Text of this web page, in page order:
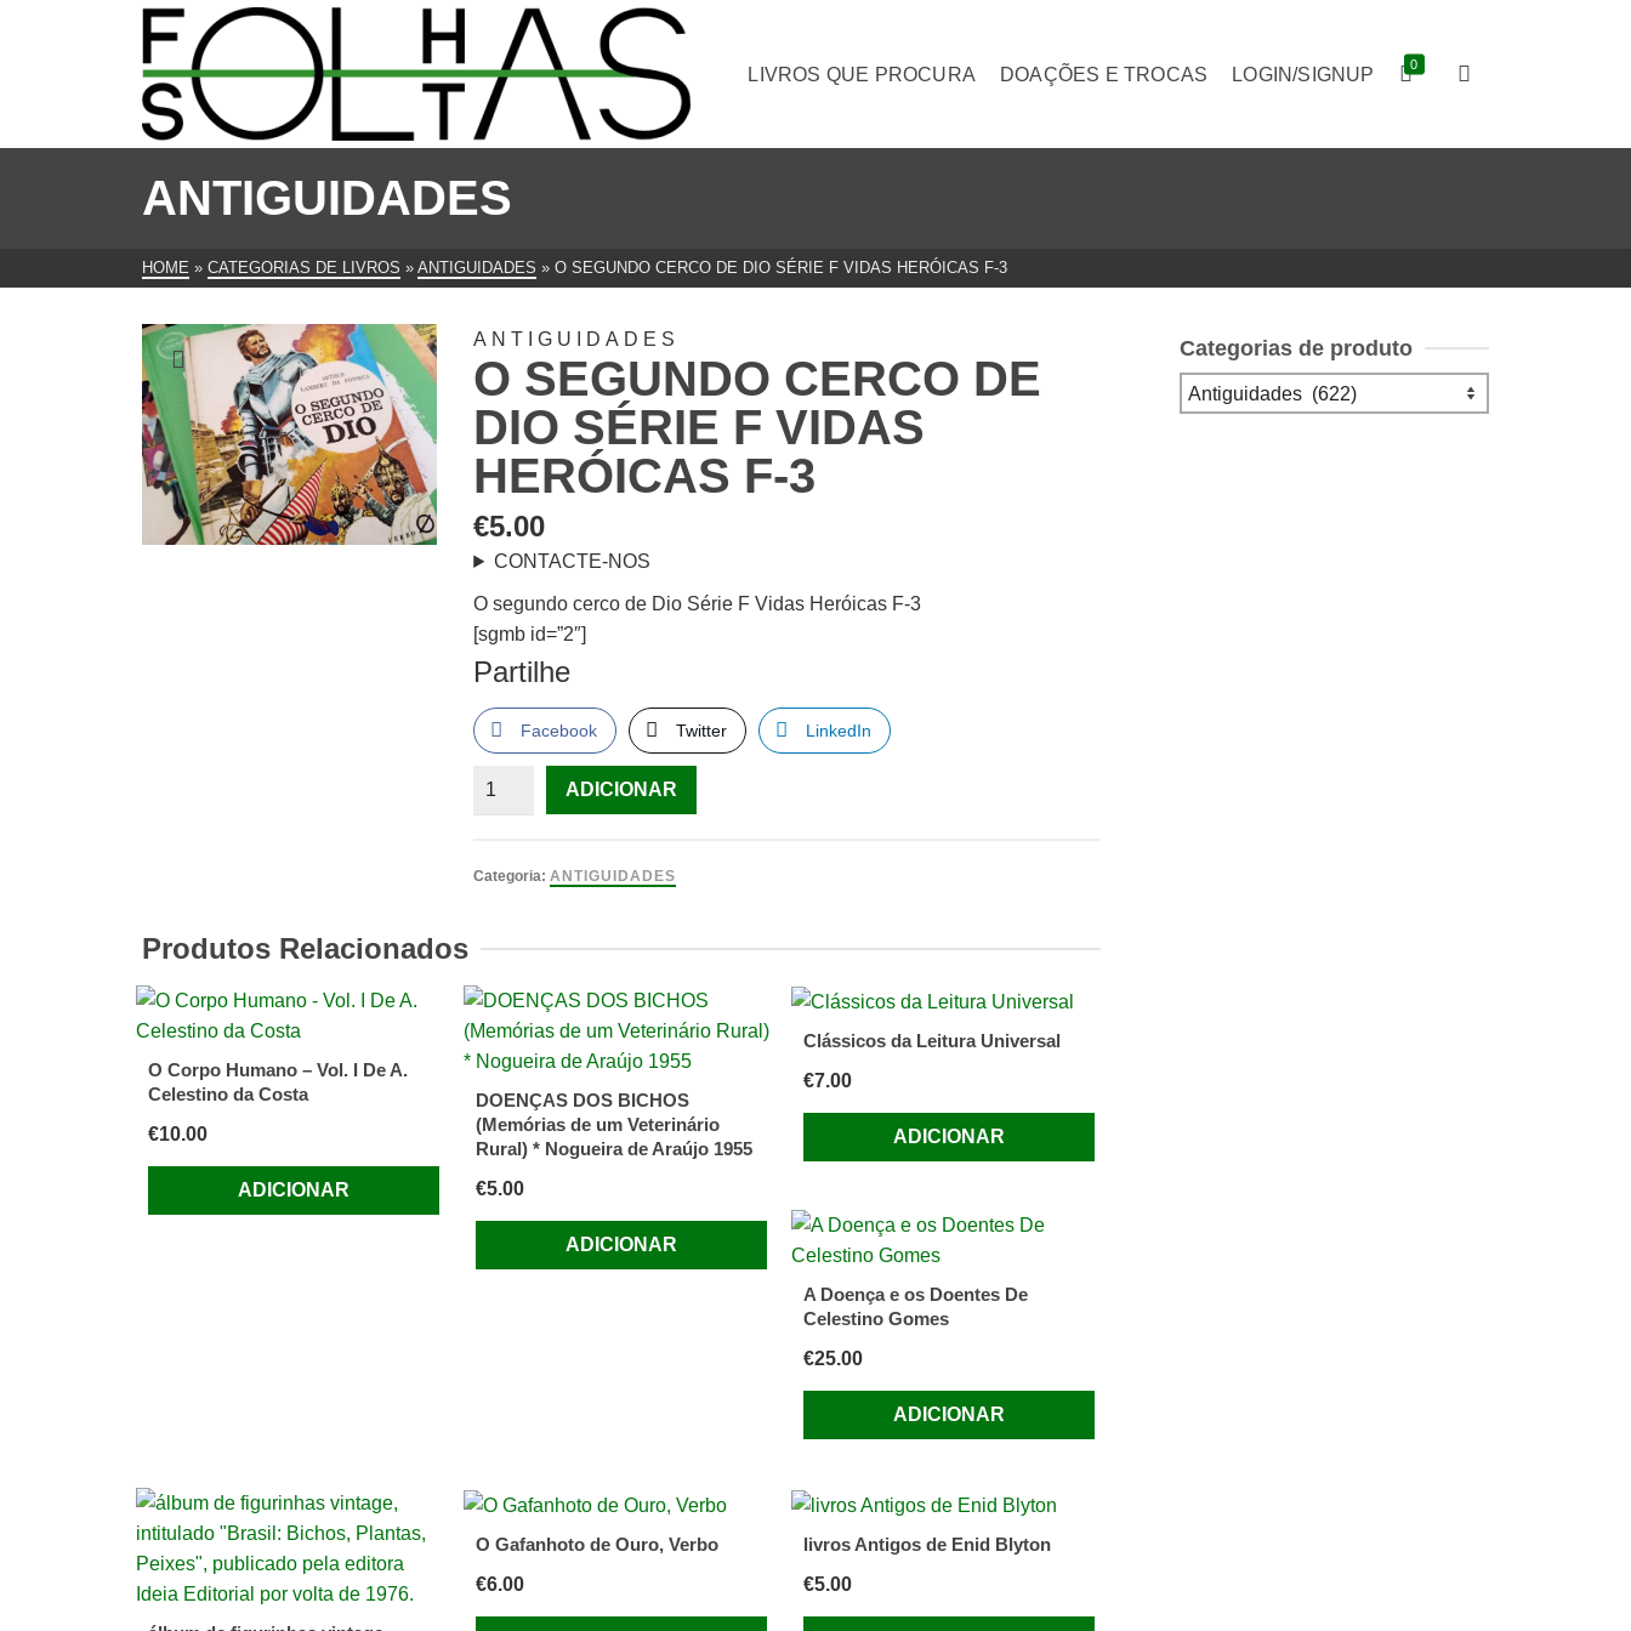
LIVROS QUE PROCURA DOAÇÕES E TROCAS LOGIN/SIGNUP 0
ANTIGUIDADES
HOME » CATEGORIAS DE LIVROS » ANTIGUIDADES » O SEGUNDO CERCO DE DIO SÉRIE F VIDAS HERÓICAS F-3
ANTIGUIDADES
O SEGUNDO CERCO DE
DIO SÉRIE F VIDAS
HERÓICAS F-3
€5.00
CONTACTE-NOS
O segundo cerco de Dio Série F Vidas Heróicas F-3
[sgmb id=”2″]
Partilhe
Facebook Twitter LinkedIn
Quantidade
segundo
Série
F
Vidas
F-
3
ADICIONAR
Categoria:ANTIGUIDADES
Produtos Relacionados
O Corpo Humano – Vol. I De A.
Celestino da Costa
€10.00
ADICIONAR
DOENÇAS DOS BICHOS
(Memórias de um Veterinário
Rural) * Nogueira de Araújo 1955
€5.00
ADICIONAR
Clássicos da Leitura Universal
€7.00
ADICIONAR
A Doença e os Doentes De
Celestino Gomes
€25.00
ADICIONAR
O Gafanhoto de Ouro, Verbo
€6.00
livros Antigos de Enid Blyton
€5.00
Categorias de produto